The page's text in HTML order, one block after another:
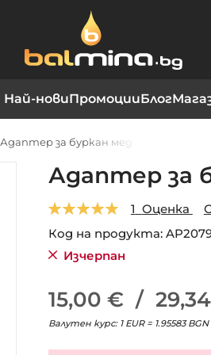
Най-новиПромоцииБлог
Адаптер за буркан мед
Адаптер за
Оценка:
1 Оценка
Код на продукта
Изчерпан
15,00 € /
Валутен курс: 1 EUR = 1.95583 BGN